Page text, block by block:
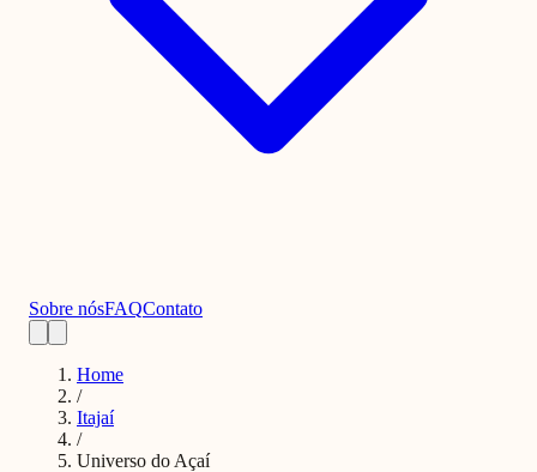
Sobre nósFAQContato
Home
/
Itajaí
/
Universo do Açaí